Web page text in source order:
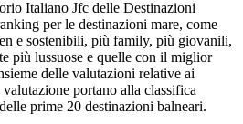
Italiano Jfc delle Destinazioni
per le destinazioni mare, come
e sostenibili, più family, più giovanili,
più lussuose e quelle con il miglior
delle valutazioni relative ai
portano alla classifica
prime 20 destinazioni balneari.